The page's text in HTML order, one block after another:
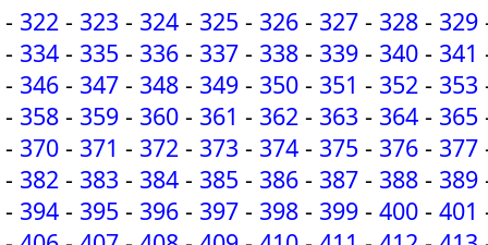
- 322 - 323 - 324 - 325 - 326 - 327 - 328 - 329
- 334 - 335 - 336 - 337 - 338 - 339 - 340 - 341
- 346 - 347 - 348 - 349 - 350 - 351 - 352 - 353
- 358 - 359 - 360 - 361 - 362 - 363 - 364 - 365
- 370 - 371 - 372 - 373 - 374 - 375 - 376 - 377
- 382 - 383 - 384 - 385 - 386 - 387 - 388 - 389
- 394 - 395 - 396 - 397 - 398 - 399 - 400 - 401